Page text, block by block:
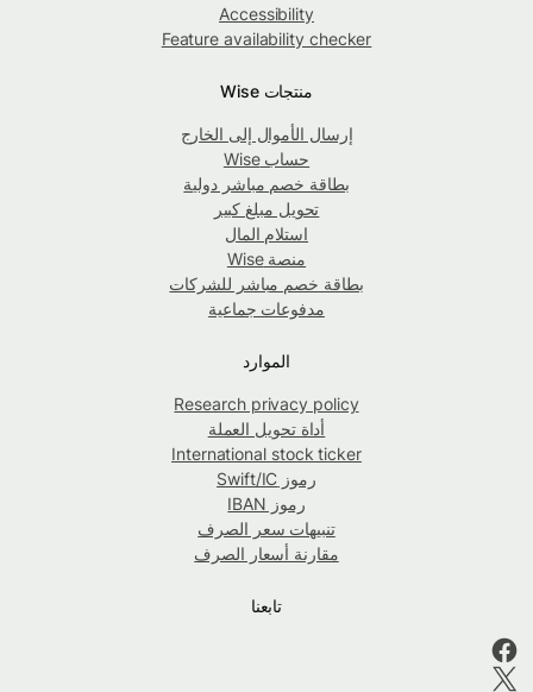
Accessibility
Feature availability checker
منتجات Wise
إرسال الأموال إلى الخارج
حساب Wise
بطاقة خصم مباشر دولية
تحويل مبلغ كبير
استلام المال
منصة Wise
بطاقة خصم مباشر للشركات
مدفوعات جماعية
الموارد
Research privacy policy
أداة تحويل العملة
International stock ticker
رموز Swift/IC
رموز IBAN
تنبيهات سعر الصرف
مقارنة أسعار الصرف
تابعنا